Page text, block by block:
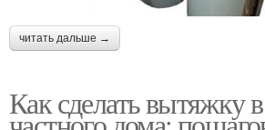
читать дальше →
Как сделать вытяжку